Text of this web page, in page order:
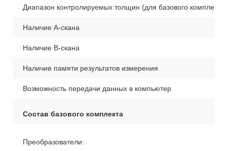
Диапазон контролируемых толщин (для базового
Наличие А-скана
Наличие В-скана
Наличие памяти результатов измерения
Возможность передачи данных в компьютер
Состав базового комплекта
Преобразователи: